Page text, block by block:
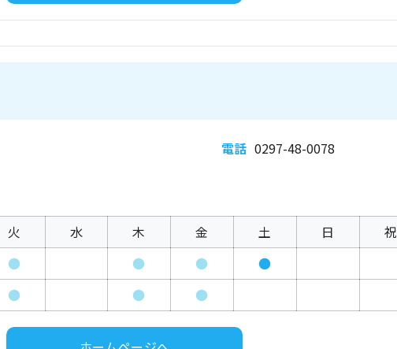
電話 0297-48-0078
火 水 木 金 土 日 祝
● ● ● ●
● ● ●